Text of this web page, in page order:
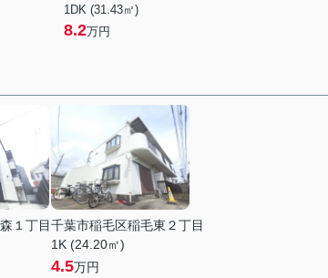
1DK (31.43㎡)
8.2万円
１丁目千葉市稲毛区稲毛東２丁目
1K (24.20㎡)
4.5万円